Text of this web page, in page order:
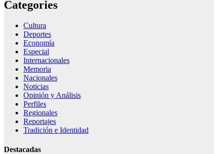
Categories
Cultura
Deportes
Economía
Especial
Internacionales
Memoria
Nacionales
Noticias
Opinión y Análisis
Perfiles
Regionales
Reportajes
Tradición e Identidad
Destacadas